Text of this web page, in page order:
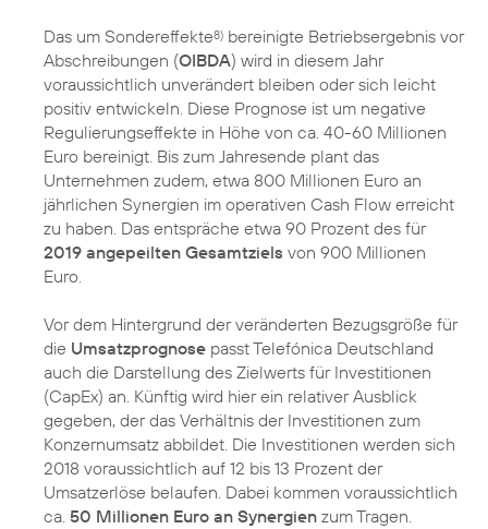
Das um Sondereffekte8) bereinigte Betriebsergebnis vor
Abschreibungen (OIBDA) wird in diesem Jahr
voraussichtlich unverändert bleiben oder sich leicht
positiv entwickeln. Diese Prognose ist um negative
Regulierungseffekte in Höhe von ca. 40-60 Millionen
Euro bereinigt. Bis zum Jahresende plant das
Unternehmen zudem, etwa 800 Millionen Euro an
jährlichen Synergien im operativen Cash Flow erreicht
zu haben. Das entspräche etwa 90 Prozent des für
2019 angepeilten Gesamtziels von 900 Millionen
Euro.
Vor dem Hintergrund der veränderten Bezugsgröße für
die Umsatzprognose passt Telefónica Deutschland
auch die Darstellung des Zielwerts für Investitionen
(CapEx) an. Künftig wird hier ein relativer Ausblick
gegeben, der das Verhältnis der Investitionen zum
Konzernumsatz abbildet. Die Investitionen werden sich
2018 voraussichtlich auf 12 bis 13 Prozent der
Umsatzerlöse belaufen. Dabei kommen voraussichtlich
ca. 50 Millionen Euro an Synergien zum Tragen.